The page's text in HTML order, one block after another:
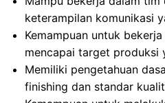
keterampilan komunikasi
Kemampuan untuk
mencapai target produksi
Memiliki pengetahuan
finishing dan standar